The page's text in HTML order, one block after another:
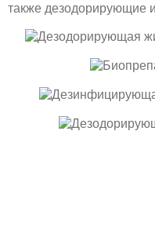
также дезодорирующие